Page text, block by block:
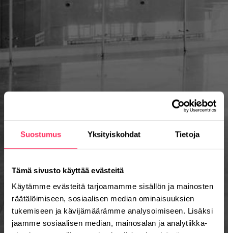
Suostumus Yksityiskohdat Tietoja
Tämä sivusto käyttää evästeitä
Käytämme evästeitä tarjoamamme sisällön ja mainosten
räätälöimiseen, sosiaalisen median ominaisuuksien
tukemiseen ja kävijämäärämme analysoimiseen. Lisäksi
jaamme sosiaalisen median, mainosalan ja analytiikka-